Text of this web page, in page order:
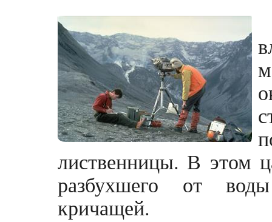
лиственницы. В этом
разбухшего от
кричащей.